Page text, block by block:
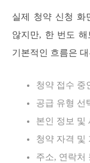
실제 청약 신청 화
않지만, 한 번도
기본적인 흐름은
청약 접수 중
공급 유형 선
본인 정보 및
청약 자격 및
주소, 연락처